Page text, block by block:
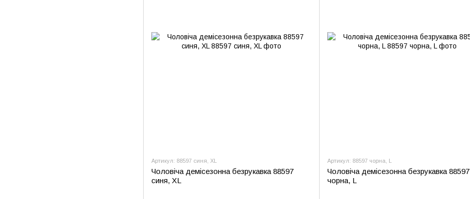
Артикул: 88597 синя, XL
Чоловіча демісезонна безрукавка 88597
синя, XL
Артикул: 88597 чорна, L
Чоловіча демісезонна безрукавка 88597
чорна, L